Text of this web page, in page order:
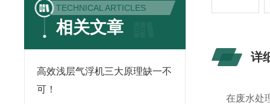
TECHNICAL ARTICLES
相关文章
高效浅层气浮机三大原理缺一不
可！
详
在废水处